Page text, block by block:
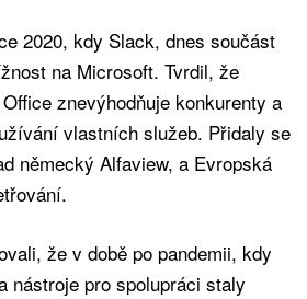
2020, kdy Slack, dnes součást
na Microsoft. Tvrdil, že
znevýhodňuje konkurenty a
vlastních služeb. Přidaly se
německý Alfaview, a Evropská
že v době po pandemii, kdy
nástroje pro spolupráci staly